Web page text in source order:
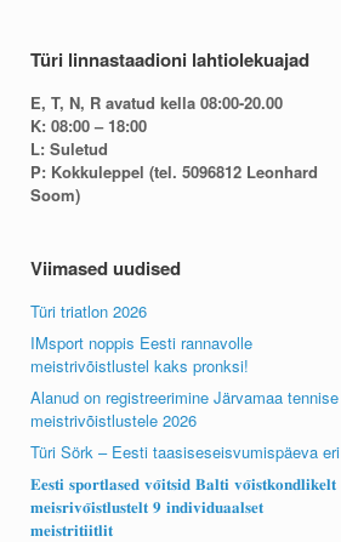
Türi linnastaadioni lahtiolekuajad
E, T, N, R avatud kella 08:00-20.00
K: 08:00 – 18:00
L: Suletud
P: Kokkuleppel (tel. 5096812 Leonhard
Soom)
Viimased uudised
Türi triatlon 2026
IMsport noppis Eesti rannavolle
meistrivõistlustel kaks pronksi!
Alanud on registreerimine Järvamaa tennise
meistrivõistlustele 2026
Türi Sörk – Eesti taasiseseisvumispäeva eri
𝐄𝐞𝐬𝐭𝐢 𝐬𝐩𝐨𝐫𝐭𝐥𝐚𝐬𝐞𝐝 𝐯𝐨̃𝐢𝐭𝐬𝐢𝐝 𝐁𝐚𝐥𝐭𝐢 𝐯𝐨̃𝐢𝐬𝐭𝐤𝐨𝐧𝐝𝐥𝐢𝐤𝐞𝐥𝐭
𝐦𝐞𝐢𝐬𝐫𝐢𝐯𝐨̃𝐢𝐬𝐭𝐥𝐮𝐬𝐭𝐞𝐥𝐭 𝟗 𝐢𝐧𝐝𝐢𝐯𝐢𝐝𝐮𝐚𝐚𝐥𝐬𝐞𝐭
𝐦𝐞𝐢𝐬𝐭𝐫𝐢𝐭𝐢𝐢𝐭𝐥𝐢𝐭